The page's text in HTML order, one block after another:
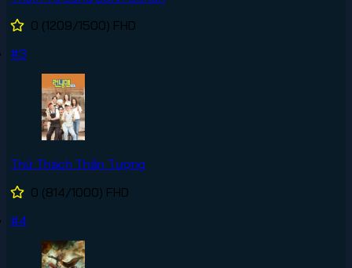
0 (1209/1500) FHD
#3
Thử Thách Thần Tượng
0 (814/1000) FHD
#4